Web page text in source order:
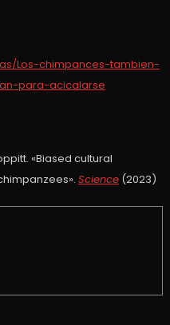
Los-chimpances-tambien-
para-acicalarse
«Biased cultural
Science(2023)